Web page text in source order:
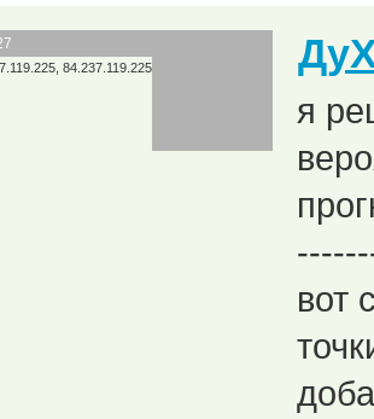
84.237.119.225
я
вот